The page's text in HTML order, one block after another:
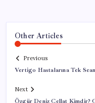
Other Articles
Previous
Vertigo Hastalarına Tek
Next
Özgür Deniz Cellat Kimdir?